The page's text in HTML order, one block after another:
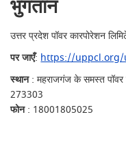
भुगतान
उत्तर प्रदेश पॉवर कारपोरेशन
पर जाएँ: https://
स्थान: महराजगंज के समस्त
273303
फोन: 18001805025